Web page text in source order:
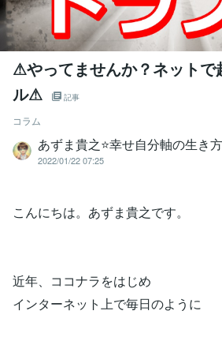
⚠やってませんか？ネットで
ル⚠
記事
コラム
あずま貴之⭐幸せ自分軸の生き
2022/01/22 07:25
こんにちは。あずま貴之です。
近年、ココナラをはじめ
インターネット上で毎日のように